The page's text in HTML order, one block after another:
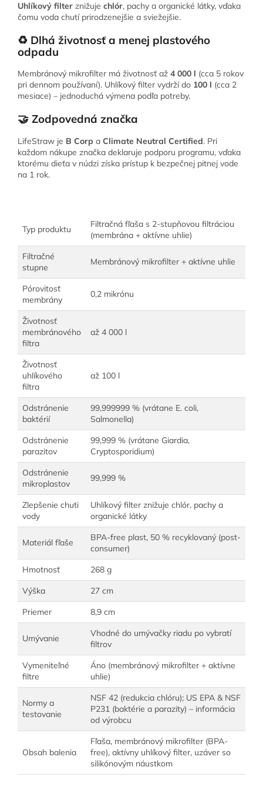
Uhlíkový filter znižuje chlór, pachy a organické látky, vďaka
čomu voda chutí prirodzenejšie a sviežejšie.
♻️ Dlhá životnosť a menej plastového
odpadu
Membránový mikrofilter má životnosť až 4 000 l (cca 5 rokov
pri dennom používaní). Uhlíkový filter vydrží do 100 l (cca 2
mesiace) – jednoduchá výmena podľa potreby.
🤝 Zodpovedná značka
LifeStraw je B Corp a Climate Neutral Certified. Pri
každom nákupe značka deklaruje podporu programu, vďaka
ktorému dieťa v núdzi získa prístup k bezpečnej pitnej vode
na 1 rok.
Typ produktu
Filtračná fľaša s 2-stupňovou filtráciou
(membrána + aktívne uhlie)
Filtračné
stupne
Membránový mikrofilter + aktívne uhlie
Pórovitosť
membrány
0,2 mikrónu
Životnosť
membránového
filtra
až 4 000 l
Životnosť
uhlíkového
filtra
až 100 l
Odstránenie
baktérií
99,999999 % (vrátane E. coli,
Salmonella)
Odstránenie
parazitov
99,999 % (vrátane Giardia,
Cryptosporidium)
Odstránenie
mikroplastov
99,999 %
Zlepšenie chuti
vody
Uhlíkový filter znižuje chlór, pachy a
organické látky
Materiál fľaše
BPA-free plast, 50 % recyklovaný (post-
consumer)
Hmotnosť
268 g
Výška
27 cm
Priemer
8,9 cm
Umývanie
Vhodné do umývačky riadu po vybratí
filtrov
Vymeniteľné
filtre
Áno (membránový mikrofilter + aktívne
uhlie)
Normy a
testovanie
NSF 42 (redukcia chlóru); US EPA & NSF
P231 (baktérie a parazity) – informácia
od výrobcu
Obsah balenia
Fľaša, membránový mikrofilter (BPA-
free), aktívny uhlíkový filter, uzáver so
silikónovým náustkom